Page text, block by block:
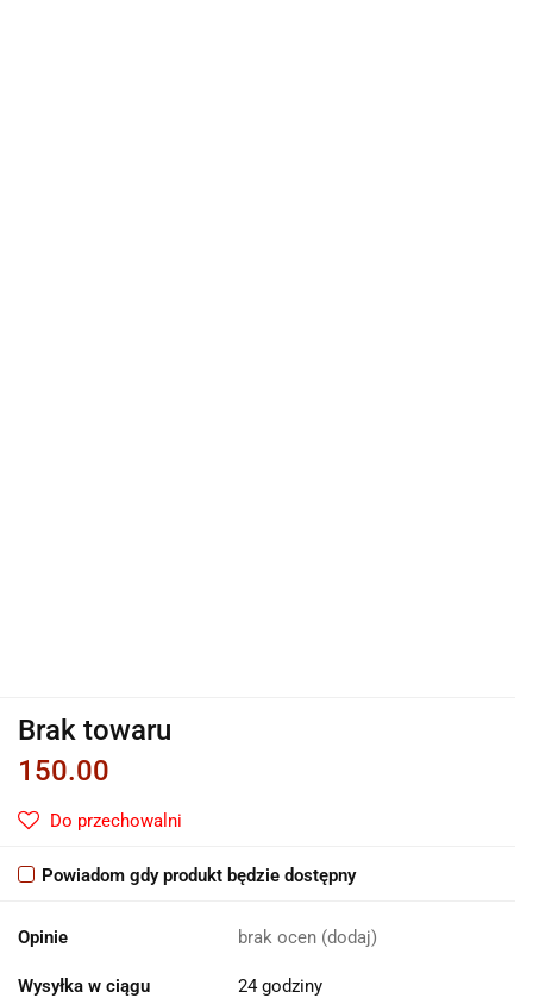
Brak towaru
150.00
Do przechowalni
Powiadom gdy produkt będzie dostępny
Opinie brak ocen (dodaj)
Wysyłka w ciągu 24 godziny